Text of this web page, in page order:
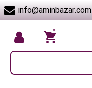
info@aminbazar.com
۰